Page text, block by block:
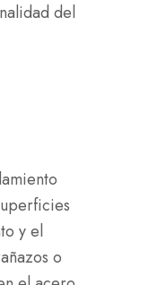
del
y el
o